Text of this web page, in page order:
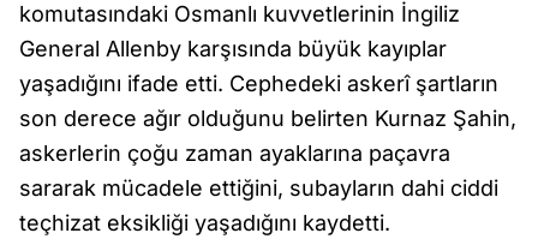
komutasındaki Osmanlı kuvvetlerinin İngiliz
General Allenby karşısında büyük kayıplar
yaşadığını ifade etti. Cephedeki askerî şartların
son derece ağır olduğunu belirten Kurnaz Şahin,
askerlerin çoğu zaman ayaklarına paçavra
sararak mücadele ettiğini, subayların dahi ciddi
teçhizat eksikliği yaşadığını kaydetti.